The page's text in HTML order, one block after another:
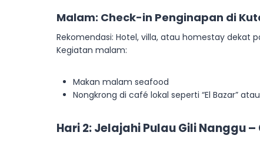
Malam: Check-in Penginapan di
Rekomendasi: Hotel, villa, atau homestay dekat
Kegiatan malam:
Makan malam seafood
Nongkrong di café lokal seperti “El Bazar” atau
Hari 2: Jelajahi Pulau Gili Nanggu –